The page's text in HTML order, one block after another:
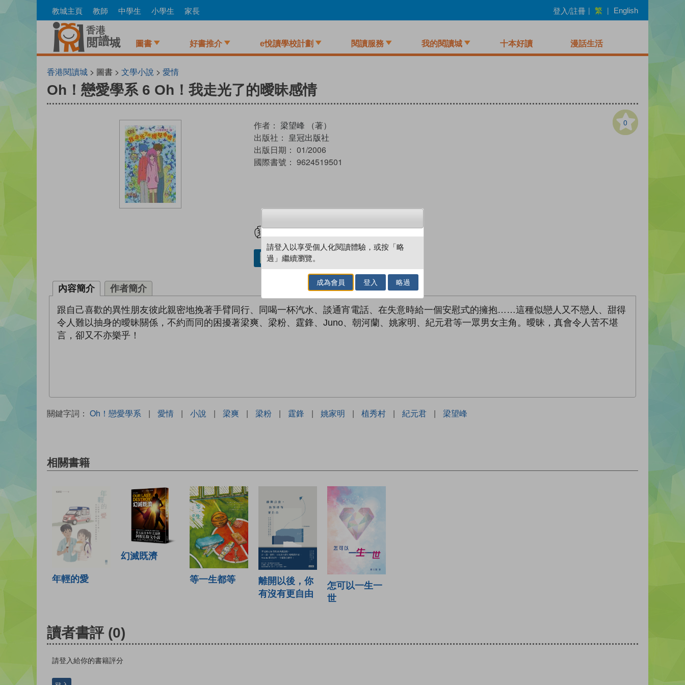
to
教城主頁 教師 中學生 小學生 家長 登入/註冊 | 繁 | English
圖書 好書推介 e悅讀學校計劃 閱讀服務 我的閱讀城 十本好讀 漫話生活
香港閱讀城 > 圖書 > 文學小說 > 愛情
Oh！戀愛學系 6 Oh！我走光了的曖昧感情
0
作者： 梁望峰 （著）
出版社： 皇冠出版社
出版日期： 01/2006
國際書號： 9624519501
借閱實體書
內容簡介 作者簡介
跟自己喜歡的異性朋友彼此親密地挽著手臂同行、同喝一杯汽水、談通宵電話、在失意時給一個安慰式的擁抱……這種似戀人又不戀人、甜得
令人難以抽身的曖昧關係，不約而同的困擾著梁爽、梁粉、霆鋒、Juno、朝河蘭、姚家明、紀元君等一眾男女主角。曖昧，真會令人苦不堪
言，卻又不亦樂乎！
關鍵字詞： Oh！戀愛學系 | 愛情 | 小說 | 梁爽 | 梁粉 | 霆鋒 | 姚家明 | 植秀村 | 紀元君 | 梁望峰
相關書籍
年輕的愛
幻滅既濟
等一生都等
離開以後，你
有沒有更自由
怎可以一生一
世
讀者書評 (0)
請登入給你的書籍評分
請登入以享受個人化閱讀體驗，或按「略
過」繼續瀏覽。
成為會員 登入 略過